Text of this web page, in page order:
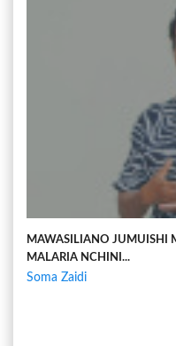
MAWASILIANO JUMUISHI
MALARIA NCHINI...
Soma Zaidi